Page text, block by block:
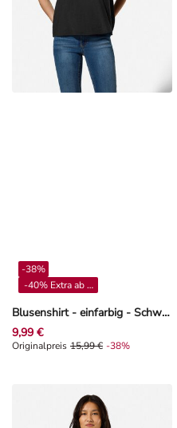
Blusenshirt - einfarbig - Schwarz
-38%
-40% Extra ab 4**
9,99 €
Originalpreis 15,99 €, Rabat -38%
Originalpreis 15,99 € -38%